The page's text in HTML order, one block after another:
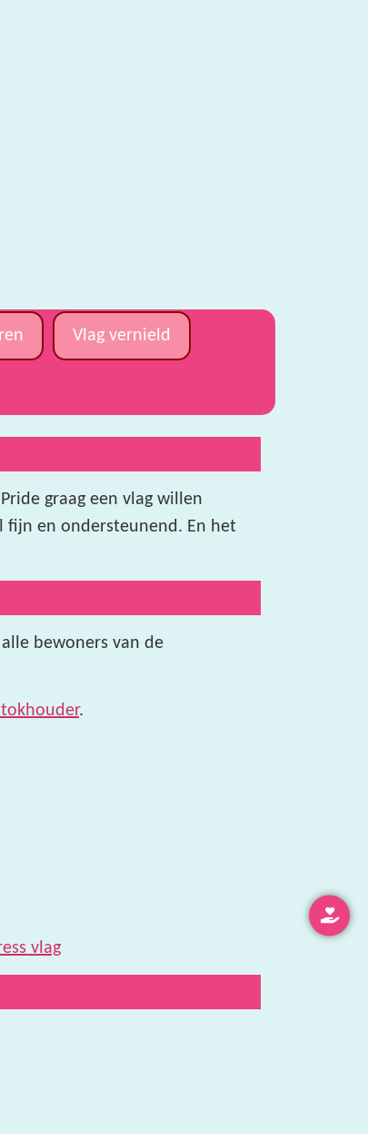
Vlag vernield
graag een vlag willen
fijn en ondersteunend. En het
bewoners van de
.
vlag